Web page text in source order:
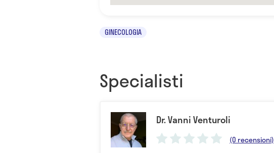
GINECOLOGIA
Specialisti
Dr. Vanni Venturoli
(0 recensioni)